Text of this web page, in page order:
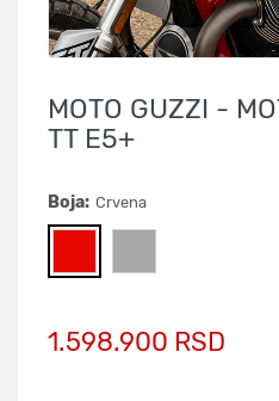
MOTO GUZZI -
TT E5+
Boja: Crvena
1.598.900 RSD